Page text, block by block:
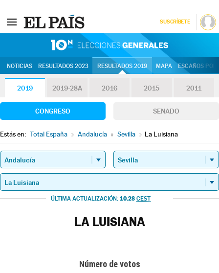
SUSCRÍBETE
NOTICIAS RESULTADOS 2023 RESULTADOS 2019 MAPA ESCAÑOS
2019 2019-28A 2016 2015 2011
CONGRESO SENADO
Estás en: Total España » Andalucía » Sevilla » La Luisiana
ÚLTIMA ACTUALIZACIÓN: 10.28 CEST
LA LUISIANA
Número de votos